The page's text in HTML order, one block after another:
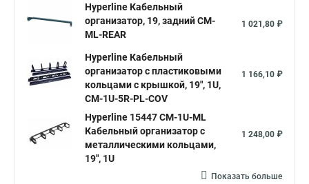
Hyperline Кабельный
организатор, 19, задний CM-
ML-REAR
1 021,80 ₽
Hyperline Кабельный
организатор с пластиковыми
кольцами с крышкой, 19", 1U,
CM-1U-5R-PL-COV
1 166,10 ₽
Hyperline 15447 CM-1U-ML
Кабельный организатор с
металлическими кольцами,
19", 1U
1 248,00 ₽
Показать больше